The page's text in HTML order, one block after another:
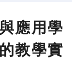
應用學
教學實